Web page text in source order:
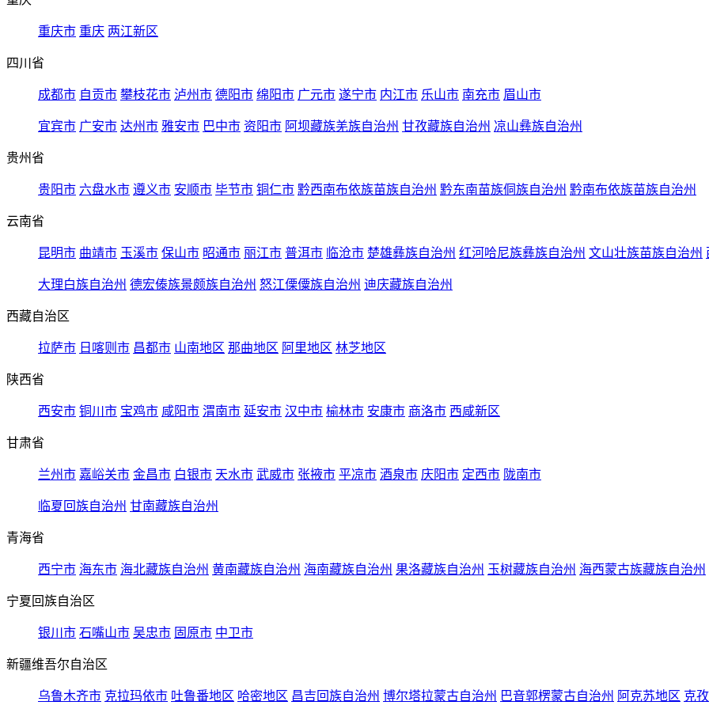
重庆市 重庆 两江新区
四川省
成都市 自贡市 攀枝花市 泸州市 德阳市 绵阳市 广元市 遂宁市 内江市 乐山市 南充市 眉山市
宜宾市 广安市 达州市 雅安市 巴中市 资阳市 阿坝藏族羌族自治州 甘孜藏族自治州 凉山彝族自治州
贵州省
贵阳市 六盘水市 遵义市 安顺市 毕节市 铜仁市 黔西南布依族苗族自治州 黔东南苗族侗族自治州 黔南布依族苗族自治州
云南省
昆明市 曲靖市 玉溪市 保山市 昭通市 丽江市 普洱市 临沧市 楚雄彝族自治州 红河哈尼族彝族自治州 文山壮族苗族自治州
大理白族自治州 德宏傣族景颇族自治州 怒江傈僳族自治州 迪庆藏族自治州
西藏自治区
拉萨市 日喀则市 昌都市 山南地区 那曲地区 阿里地区 林芝地区
陕西省
西安市 铜川市 宝鸡市 咸阳市 渭南市 延安市 汉中市 榆林市 安康市 商洛市 西咸新区
甘肃省
兰州市 嘉峪关市 金昌市 白银市 天水市 武威市 张掖市 平凉市 酒泉市 庆阳市 定西市 陇南市
临夏回族自治州 甘南藏族自治州
青海省
西宁市 海东市 海北藏族自治州 黄南藏族自治州 海南藏族自治州 果洛藏族自治州 玉树藏族自治州 海西蒙古族藏族自治州
宁夏回族自治区
银川市 石嘴山市 吴忠市 固原市 中卫市
新疆维吾尔自治区
乌鲁木齐市 克拉玛依市 吐鲁番地区 哈密地区 昌吉回族自治州 博尔塔拉蒙古自治州 巴音郭楞蒙古自治州 阿克苏地区 克